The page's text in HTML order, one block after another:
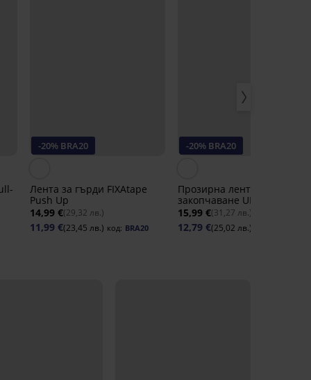
-20% BRA20
Лента за гърди FIXAtape
Push Up
14,99 €(29,32 лв.)
11,99 €(23,45 лв.) код: BRA20
-20% BRA20
Прозирна лента с по-ниско
закопчаване UNI
15,99 €(31,27 лв.)
12,79 €(25,02 лв.)